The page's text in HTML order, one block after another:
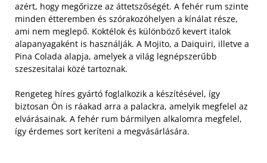
azért, hogy megőrizze az áttetszőségét. A fehér rum szinte
minden étteremben és szórakozóhelyen a kínálat része,
ami nem meglepő. Koktélok és különböző kevert italok
alapanyagaként is használják. A Mojito, a Daiquiri, illetve a
Pina Colada alapja, amelyek a világ legnépszerűbb
szeszesitalai közé tartoznak.
Rengeteg híres gyártó foglalkozik a készítésével, így
biztosan Ön is ráakad arra a palackra, amelyik megfelel az
elvárásainak. A fehér rum bármilyen alkalomra megfelel,
így érdemes sort keríteni a megvásárlására.